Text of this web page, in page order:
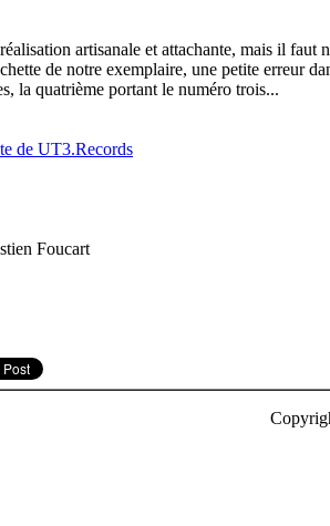
artisanale et attachante, mais il faut
de notre exemplaire, une petite erreur
la quatrième portant le numéro trois...
de UT3.Records
Foucart